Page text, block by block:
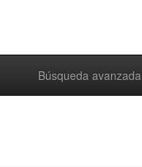
Búsqueda avanzada